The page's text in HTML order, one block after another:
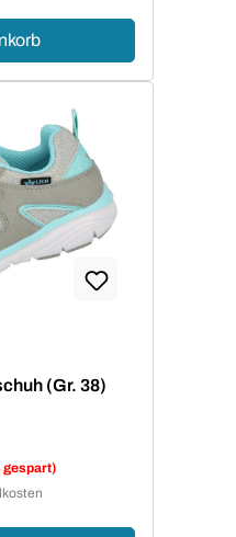
(Gr. 38)
gespart)